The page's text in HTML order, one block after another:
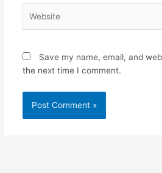
Save my name, email, and
the next time I comment.